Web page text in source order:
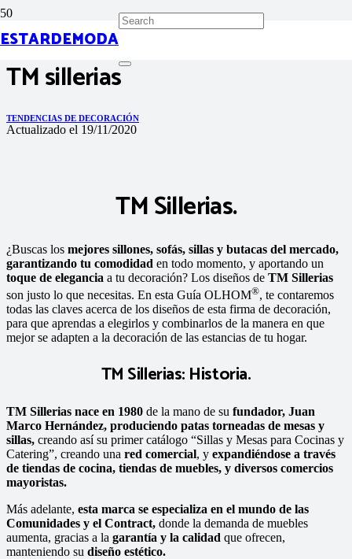
ESTARDEMODA
TM sillerias
TENDENCIAS DE DECORACIÓN
Actualizado el 19/11/2020
TM Sillerias.
¿Buscas los mejores sillones, sofás, sillas y butacas del mercado,
garantizando tu comodidad en todo momento, y aportando un
toque de elegancia a tu decoración? Los diseños de TM Sillerias
son justo lo que necesitas. En esta Guía OLHOM®, te contaremos
todas las claves acerca de los diseños de esta firma de decoración,
para que aprendas a elegirlos y combinarlos de la manera en que
mejor se adapten a la decoración de las estancias de tu hogar.
TM Sillerias: Historia.
TM Sillerias nace en 1980 de la mano de su fundador, Juan
Marco Hernández, produciendo patas torneadas de mesas y
sillas, creando así su primer catálogo “Sillas y Mesas para Cocinas y
Catering”, creando una red comercial, y expandiéndose a través
de tiendas de cocina, tiendas de muebles, y diversos comercios
mayoristas.
Más adelante, esta marca se especializa en el mundo de las
Comunidades y el Contract, donde la demanda de muebles
aumenta, gracias a la garantía y la calidad que ofrecen,
manteniendo su diseño estético.